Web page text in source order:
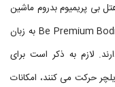
بی پریمیوم بدروم ماشین
در اختیارتان قرار داده می شود. پرسنل هتل Be Premium Bodrum به زبان
لازم به ذکر است برای
حرکت می کنند، امکانات